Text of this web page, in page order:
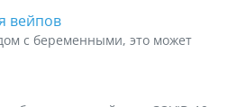
вейпов
с беременными, это может